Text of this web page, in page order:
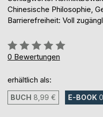
Chinesische Philosophie,
Barrierefreiheit: Voll
Bewertung::
0%
0 Bewertungen
erhältlich als:
BUCH 8,99 € E-BOOK